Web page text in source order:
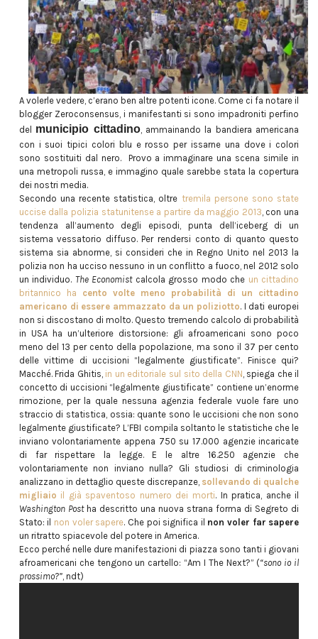
A volerle vedere, c’erano ben altre potenti icone. Come ci fa notare il
blogger Zeroconsensus, i manifestanti si sono impadroniti perfino
del municipio cittadino, ammainando la bandiera americana
con i suoi tipici colori blu e rosso per issarne una dove i colori
sono sostituiti dal nero. Provo a immaginare una scena simile in
una metropoli russa, e immagino quale sarebbe stata la copertura
dei nostri media.
Secondo una recente statistica, oltre tremila persone sono state
uccise dalla polizia statunitense a partire da maggio 2013, con una
tendenza all’aumento degli episodi, punta dell’iceberg di un
sistema vessatorio diffuso. Per rendersi conto di quanto questo
sistema sia abnorme, si consideri che in Regno Unito nel 2013 la
polizia non ha ucciso nessuno in un conflitto a fuoco, nel 2012 solo
un individuo. The Economist calcola grosso modo che un cittadino
britannico ha cento volte meno probabilità di un cittadino
americano di essere ammazzato da un poliziotto. I dati europei
non si discostano di molto. Questo tremendo calcolo di probabilità
in USA ha un’ulteriore distorsione: gli afroamericani sono poco
meno del 13 per cento della popolazione, ma sono il 37 per cento
delle vittime di uccisioni “legalmente giustificate”. Finisce qui?
Macché. Frida Ghitis, in un editoriale sul sito della CNN, spiega che il
concetto di uccisioni “legalmente giustificate” contiene un’enorme
rimozione, per la quale nessuna agenzia federale vuole fare uno
straccio di statistica, ossia: quante sono le uccisioni che non sono
legalmente giustificate? L’FBI compila soltanto le statistiche che le
inviano volontariamente appena 750 su 17.000 agenzie incaricate
di far rispettare la legge. E le altre 16.250 agenzie che
volontariamente non inviano nulla? Gli studiosi di criminologia
analizzano in dettaglio queste discrepanze, sollevando di qualche
migliaio il già spaventoso numero dei morti. In pratica, anche il
Washington Postha descritto una nuova strana forma di Segreto di
Stato: il non voler sapere. Che poi significa il non voler far sapere
un ritratto spiacevole del potere in America.
Ecco perché nelle dure manifestazioni di piazza sono tanti i giovani
afroamericani che tengono un cartello: “Am I The Next?” (“sono io il
prossimo?”, ndt)